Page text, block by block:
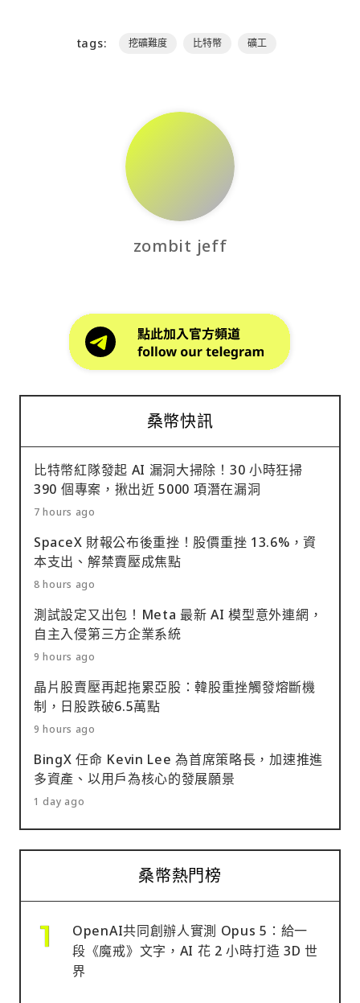
tags: 挖礦難度 比特幣 礦工
zombit jeff
桑幣快訊
比特幣紅隊發起 AI 漏洞大掃除！30 小時狂掃
390 個專案，揪出近 5000 項潛在漏洞
7 hours ago
SpaceX 財報公布後重挫！股價重挫 13.6%，資
本支出、解禁賣壓成焦點
8 hours ago
測試設定又出包！Meta 最新 AI 模型意外連網，
自主入侵第三方企業系統
9 hours ago
晶片股賣壓再起拖累亞股：韓股重挫觸發熔斷機
制，日股跌破6.5萬點
9 hours ago
BingX 任命 Kevin Lee 為首席策略長，加速推進
多資產、以用戶為核心的發展願景
1 day ago
桑幣熱門榜
OpenAI共同創辦人實測 Opus 5：給一
段《魔戒》文字，AI 花 2 小時打造 3D 世
界